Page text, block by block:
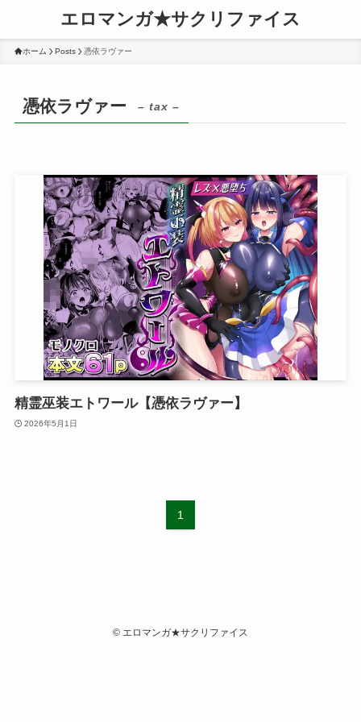
エロマンガ★サクリファイス
ホーム Posts 憑依ラヴァー
憑依ラヴァー – tax –
精霊巫装エトワール【憑依ラヴァー】
2026年5月1日
1
© エロマンガ★サクリファイス